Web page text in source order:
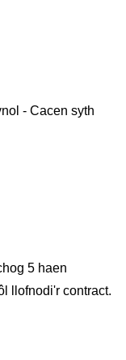
- Cacen syth
5 haen
llofnodi'r contract.